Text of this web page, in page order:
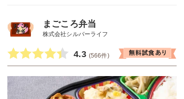
まごころ弁当
株式会社シルバーライフ
4.3 (566件)